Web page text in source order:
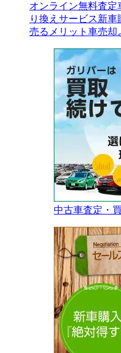
オンライン無料査定
り換えサービス新車
売るメリット 車売却
中古車査定・